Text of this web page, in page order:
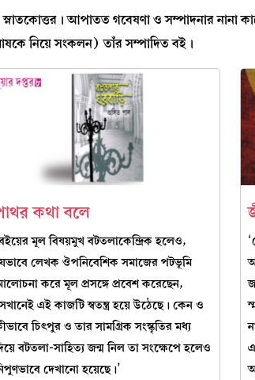
স্নাতকোত্তর। আপাতত গবেষণা ও সম্পাদনার
নিয়ে সংকলন) তাঁর সম্পাদিত বই।
কথা বলে
মূল বিষয়মুখ বটতলাকেন্দ্রিক হলেও,
লেখক ঔপনিবেশিক সমাজের পটভূমি
করে মূল প্রসঙ্গে প্রবেশ করেছেন,
এই কাজটি স্বতন্ত্র হয়ে উঠেছে। কেন ও
চিৎপুর ও তার সামগ্রিক সংস্কৃতির মধ্য
বটতলা-সাহিত্য জন্ম নিল তা সংক্ষেপে হলেও
দেখানো হয়েছে।’